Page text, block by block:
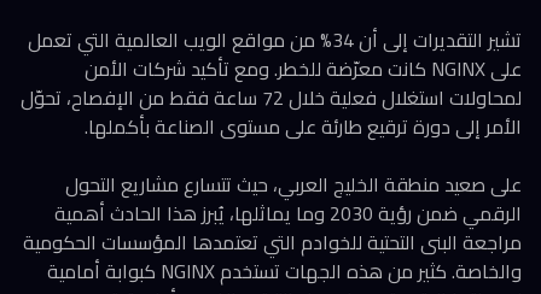
تشير التقديرات إلى أن 34% من مواقع الويب العالمية التي تعمل
على NGINX كانت معرّضة للخطر. ومع تأكيد شركات الأمن
لمحاولات استغلال فعلية خلال 72 ساعة فقط من الإفصاح، تحوّل
الأمر إلى دورة ترقيع طارئة على مستوى الصناعة بأكملها.
على صعيد منطقة الخليج العربي، حيث تتسارع مشاريع التحول
الرقمي ضمن رؤية 2030 وما يماثلها، يُبرز هذا الحادث أهمية
مراجعة البنى التحتية للخوادم التي تعتمدها المؤسسات الحكومية
والخاصة. كثير من هذه الجهات تستخدم NGINX كبوابة أمامية